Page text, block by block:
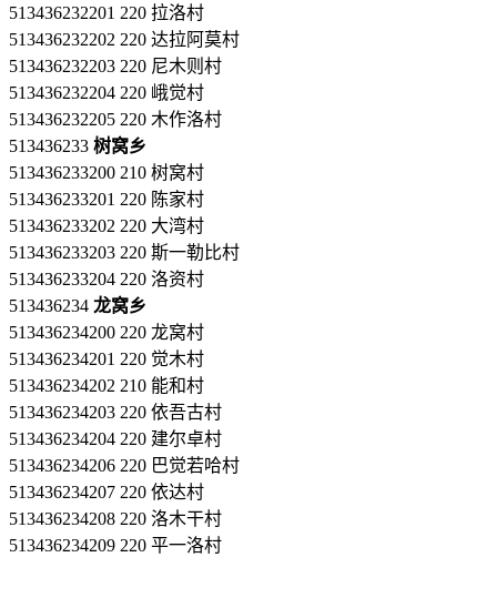
513436232201 220 拉洛村
513436232202 220 达拉阿莫村
513436232203 220 尼木则村
513436232204 220 峨觉村
513436232205 220 木作洛村
513436233 树窝乡
513436233200 210 树窝村
513436233201 220 陈家村
513436233202 220 大湾村
513436233203 220 斯一勒比村
513436233204 220 洛资村
513436234 龙窝乡
513436234200 220 龙窝村
513436234201 220 觉木村
513436234202 210 能和村
513436234203 220 依吾古村
513436234204 220 建尔卓村
513436234206 220 巴觉若哈村
513436234207 220 依达村
513436234208 220 洛木干村
513436234209 220 平一洛村